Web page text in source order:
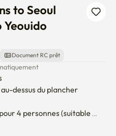
to Seoul
Yeouido
Document RC prêt
dessus du plancher
4 personnes (suitable